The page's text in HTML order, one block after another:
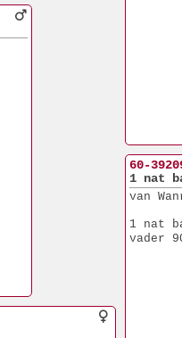
60-
1 nat
van
1 nat
vader